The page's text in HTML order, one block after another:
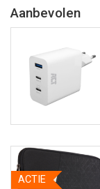
Aanbevolen
ACTIE